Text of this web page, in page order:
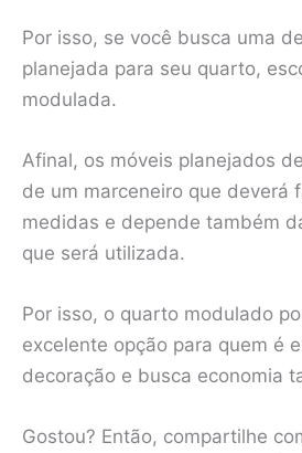
Por isso, se você busca uma
planejada para seu quarto,
modulada.
Afinal, os móveis planejados
de um marceneiro que deverá
medidas e depende também
que será utilizada.
Por isso, o quarto modulado
excelente opção para quem é
decoração e busca economia
Gostou? Então, compartilhe